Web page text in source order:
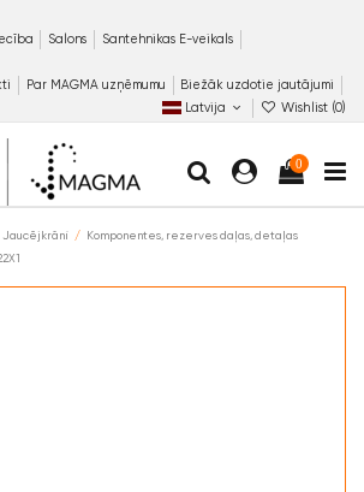
Salons
Santehnikas E-veikals
Par MAGMA uzņēmumu
Biežāk uzdotie jautājumi
Latvija
Wishlist (0)
0
Jaucējkrāni
Komponentes, rezerves daļas, detaļas